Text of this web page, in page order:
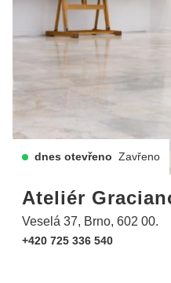
dnes otevřeno Zavřeno
Ateliér
Veselá 37, Brno, 602 00.
+420 725 336 540